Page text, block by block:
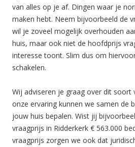
van alles op je af. Dingen waar je
maken hebt. Neem bijvoorbeeld de
wil je zoveel mogelijk overhouden
huis, maar ook niet de hoofdprijs
interesse toont. Slim dus om
schakelen.
Wij adviseren je graag over dit soort
onze ervaring kunnen we samen de
jouw huis bepalen. Wist jij
vraagprijs in Ridderkerk € 563.000
vraagprijs zorgen we ook dat